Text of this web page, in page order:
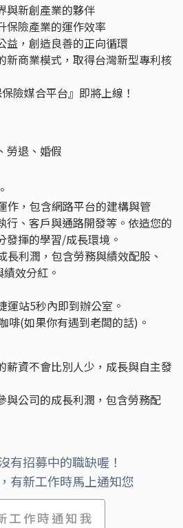
與新創產業的夥伴
保險產業的運作效率
益，創造良善的正向循環
新商業模式，取得台灣新型專利核
險媒合平台』即將上線！
勞退、婚假
作，包含網路平台的建構與管
行、客戶與通路開發等。依造您的
發揮的學習/成長環境。
長利潤，包含勞務與績效配股、
效分紅。
運站5秒內即到辦公室。
啡(如果你有遇到老闆的話)。
薪資不會比別人少，成長與自主發
與公司的成長利潤，包含勞務配
有招募中的職缺喔！
有新工作時馬上通知您
工作時通知我